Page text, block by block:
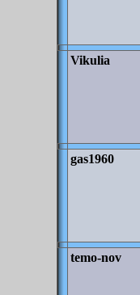
Vikulia
gas1960
temo-nov